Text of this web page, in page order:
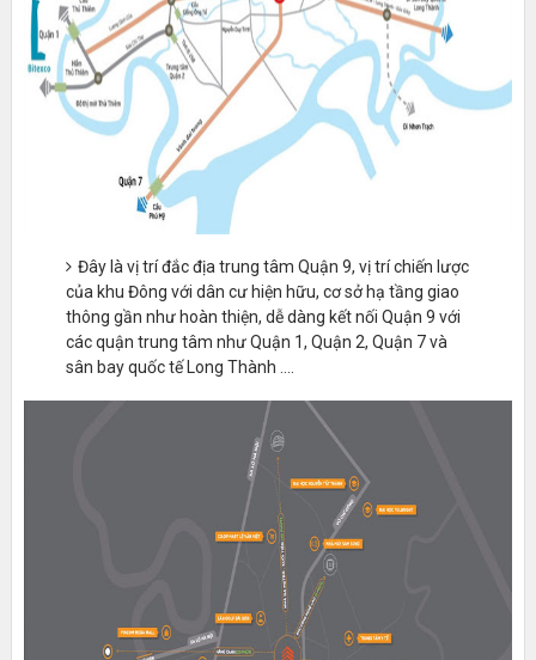
Đây là vị trí đắc địa trung tâm Quận 9, vị trí chiến lược
của khu Đông với dân cư hiện hữu, cơ sở hạ tầng giao
thông gần như hoàn thiện, dễ dàng kết nối Quận 9 với
các quận trung tâm như Quận 1, Quận 2, Quận 7 và
sân bay quốc tế Long Thành ....